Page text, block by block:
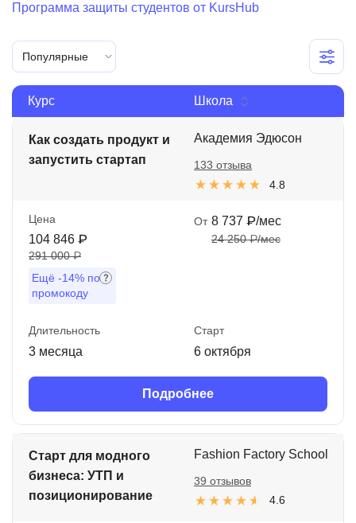
Программа защиты студентов от KursHub
Популярные
Курс Школа
Как создать продукт и
запустить стартап
Академия Эдюсон
4.8
133 отзыва
Цена
104 846 ₽
291 000 ₽
Ещё -14% по
промокоду
От 8 737 ₽/мес
24 250 ₽/мес
Длительность
3 месяца
Старт
6 октября
Подробнее
Старт для модного
бизнеса: УТП и
позиционирование
Fashion Factory School
4.6
39 отзывов
Менеджмент
Иностранные языки
Soft Skills
ДПО
Детям
Акции и промокоды